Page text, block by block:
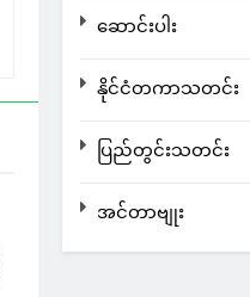
ဆောင်းပါး
နိုင်ငံတကာသတင်း
ပြည်တွင်းသတင်း
အင်တာဗျုး